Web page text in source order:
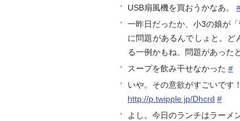
USB扇風機を買おうかなあ。
一昨日だったか、小3の娘が
に問題があるんでしょと。ど
る一例かもね。問題があった
スープを飲み干せなかった #
いや。その意欲がすごいです
http://p.twipple.jp/Dhcrd #
よし。今日のランチはラーメ